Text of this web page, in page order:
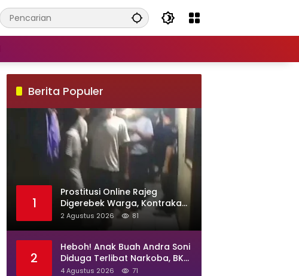
Berita Populer
1
Prostitusi Online Rajeg
Digerebek Warga, Kontrakan
di Kampung Larang Diduga
2 Agustus 2026 81
2
Heboh! Anak Buah Andra Soni
Diduga Terlibat Narkoba, BKD
Banten Diminta Buka Suara
4 Agustus 2026 71